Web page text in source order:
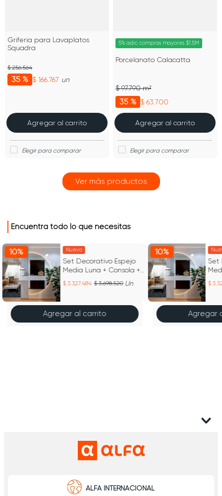
Griferia para Lavaplatos
Squadra
35 % $ 166.767
$ 256.564
un
Agregar al carrito
5% adic compras mayores $1.5M
Porcelanato Calacatta
35 % $ 63.700
$ 97.790 m²
Agregar al carrito
Encuentra todo lo que necesitas
10% Nuevo
Set Decorativo Espejo
Media Luna + Consola +
Listones
3.327.484 3.698.520 Un
Agregar al carrito
10%
Set
Agregar
ALFA INTERNACIONAL